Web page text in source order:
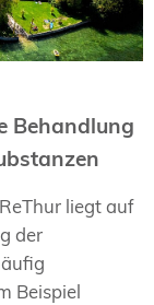
Behandlung
liegt auf
der
Beispiel